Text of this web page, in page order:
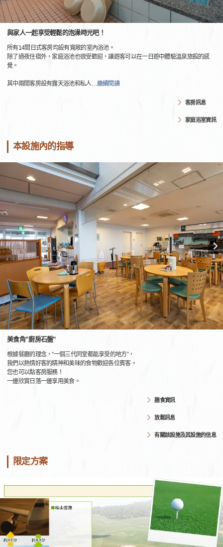
與家人一起享受輕鬆的泡澡時光吧！
所有14間日式客房均設有寬敞的室內浴池。
除了過夜住宿外，家庭浴池也很受歡迎，讓遊客可以在一日遊中體驗溫泉旅館的感
覺。
其中兩間客房設有露天浴池和私人…繼續閱讀
客房訊息
家庭浴室資訊
本設施內的指導
美食角“廚房石盤“
根據餐廳的理念，“一個三代同堂都能享受的地方”，
我們以熱情好客的精神和美味的食物歡迎各位賓客。
您也可以點客房服務！
一邊欣賞日落一邊享用美食。
膳食資訊
放鬆訊息
有關該設施及其設施的信息
限定方案